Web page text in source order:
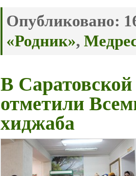
Опубликовано:
«Родник»,
В Саратовской
отметили
хиджаба